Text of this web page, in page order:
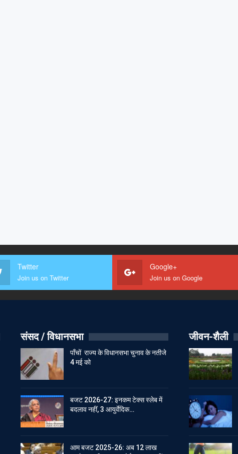
Twitter
Join us on Twitter
Google+
Join us on Google
संसद / विधानसभा
पाँचों राज्य के विधानसभा चुनाव के नतीजे
4 मई को
बजट 2026-27: इनकम टेक्स स्लेब में
बदलाव नहीं, 3 आयुर्वेदिक…
आम बजट 2025-26: अब 12 लाख
जीवन-शैली